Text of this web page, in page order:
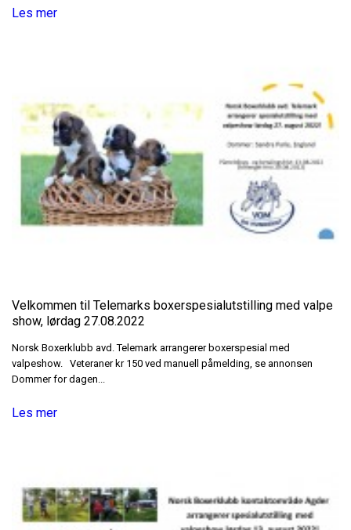
Les mer
Velkommen til Telemarks boxerspesialutstilling med valpe
show, lørdag 27.08.2022
Norsk Boxerklubb avd. Telemark arrangerer boxerspesial med
valpeshow. Veteraner kr 150 ved manuell påmelding, se annonsen
Dommer for dagen...
Les mer